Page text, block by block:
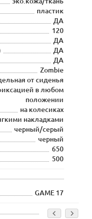
пластик
ДА
120
ДА
ДА
ДА
Zombie
от сиденья
в любом
положении
на колесиках
накладками
черный/серый
черный
650
500
GAME 17